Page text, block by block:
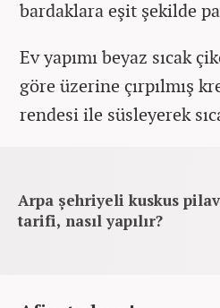
bardaklara eşit şekilde
Ev yapımı beyaz sıcak
göre üzerine çırpılmış
rendesi ile süsleyerek
Arpa şehriyeli kuskus
tarifi, nasıl yapılır?